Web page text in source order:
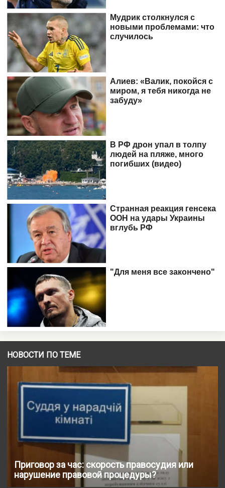
НОВОСТИ ПО ТЕМЕ
Приговор за час: скорость правосудия или
нарушение правовой процедуры?